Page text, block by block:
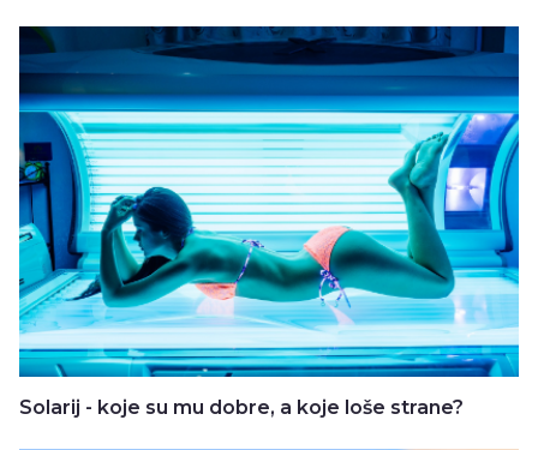
Solarij - koje su mu dobre, a koje loše strane?